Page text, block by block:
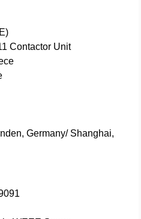
Contactor Unit
Germany/ Shanghai,